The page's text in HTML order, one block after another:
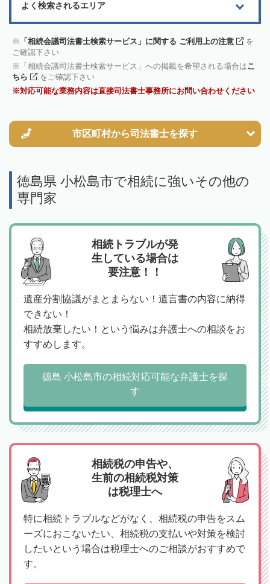
よく検索されるエリア
「相続会議司法書士検索サービス」に関する ご利用上の注意
を
ご確認下さい
「相続会議司法書士検索サービス」への掲載を希望される場合はこ
ちら
をご確認下さい
対応可能な業務内容は直接司法書士事務所にお問い合わせください
市区町村から司法書士を探す
徳島県 小松島市で相続に強いその他の
専門家
相続トラブルが発
生している場合は
要注意！！
遺産分割協議がまとまらない！遺言書の内容に納得
できない！
相続放棄したい！という悩みは弁護士への相談をお
すすめします。
徳島 小松島市の相続対応可能な弁護士を探
す
相続税の申告や、
生前の相続税対策
は税理士へ
特に相続トラブルなどがなく、相続税の申告をスム
ーズにおこないたい、相続税の支払いや対策を検討
したいという場合は税理士へのご相談がおすすめで
す。